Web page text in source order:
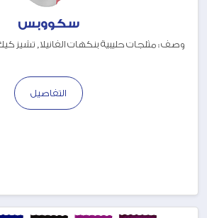
سكووبس
وصف : مثلجات حليبية بنكهات الفانيلا, تشيز
التفاصيل